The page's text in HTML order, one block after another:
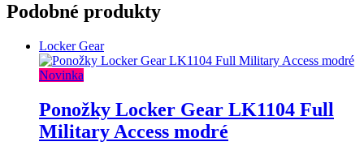
Podobné produkty
Locker Gear
Novinka
Ponožky Locker Gear LK1104 Full
Military Access modré